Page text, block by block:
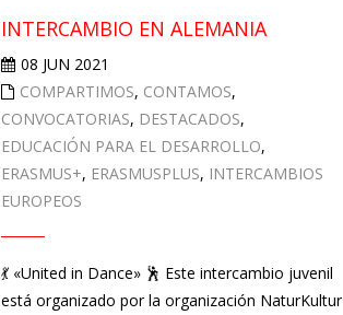
INTERCAMBIO EN ALEMANIA
08 JUN 2021
COMPARTIMOS, CONTAMOS,
CONVOCATORIAS, DESTACADOS,
EDUCACIÓN PARA EL DESARROLLO,
ERASMUS+, ERASMUSPLUS, INTERCAMBIOS
EUROPEOS
💃 «United in Dance» 🕺 Este intercambio juvenil
está organizado por la organización NaturKultur